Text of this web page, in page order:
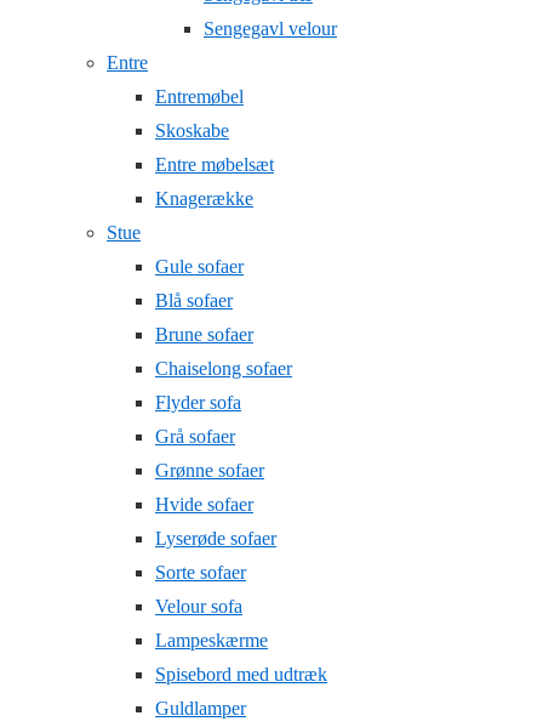
Sengegavl velour
Entre
Entremøbel
Skoskabe
Entre møbelsæt
Knagerække
Stue
Gule sofaer
Blå sofaer
Brune sofaer
Chaiselong sofaer
Flyder sofa
Grå sofaer
Grønne sofaer
Hvide sofaer
Lyserøde sofaer
Sorte sofaer
Velour sofa
Lampeskærme
Spisebord med udtræk
Guldlamper